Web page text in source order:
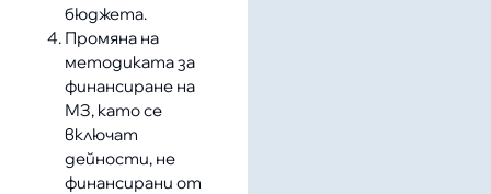
бюджета.
Промяна на
методиката за
финансиране на
МЗ, като се
включат
дейности, не
финансирани от